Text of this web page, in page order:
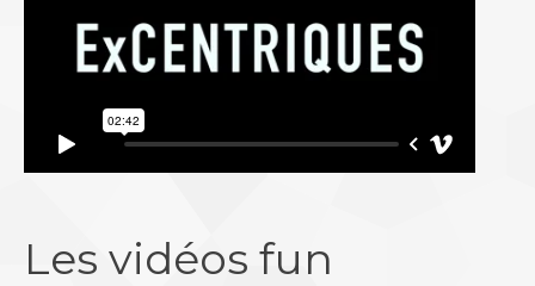
Les vidéos fun